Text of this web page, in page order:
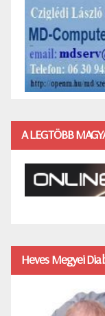
A LEGTÖBB
Heves Megyei